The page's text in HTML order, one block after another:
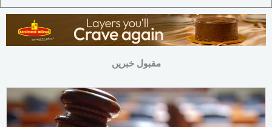
مقبول خبریں